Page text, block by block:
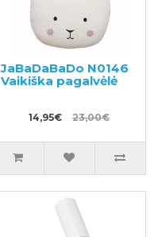
JaBaDaBaDo N0146
Vaikiška pagalvėlė
14,95€ 23,00€